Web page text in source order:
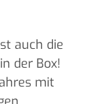
auch die
der Box!
mit